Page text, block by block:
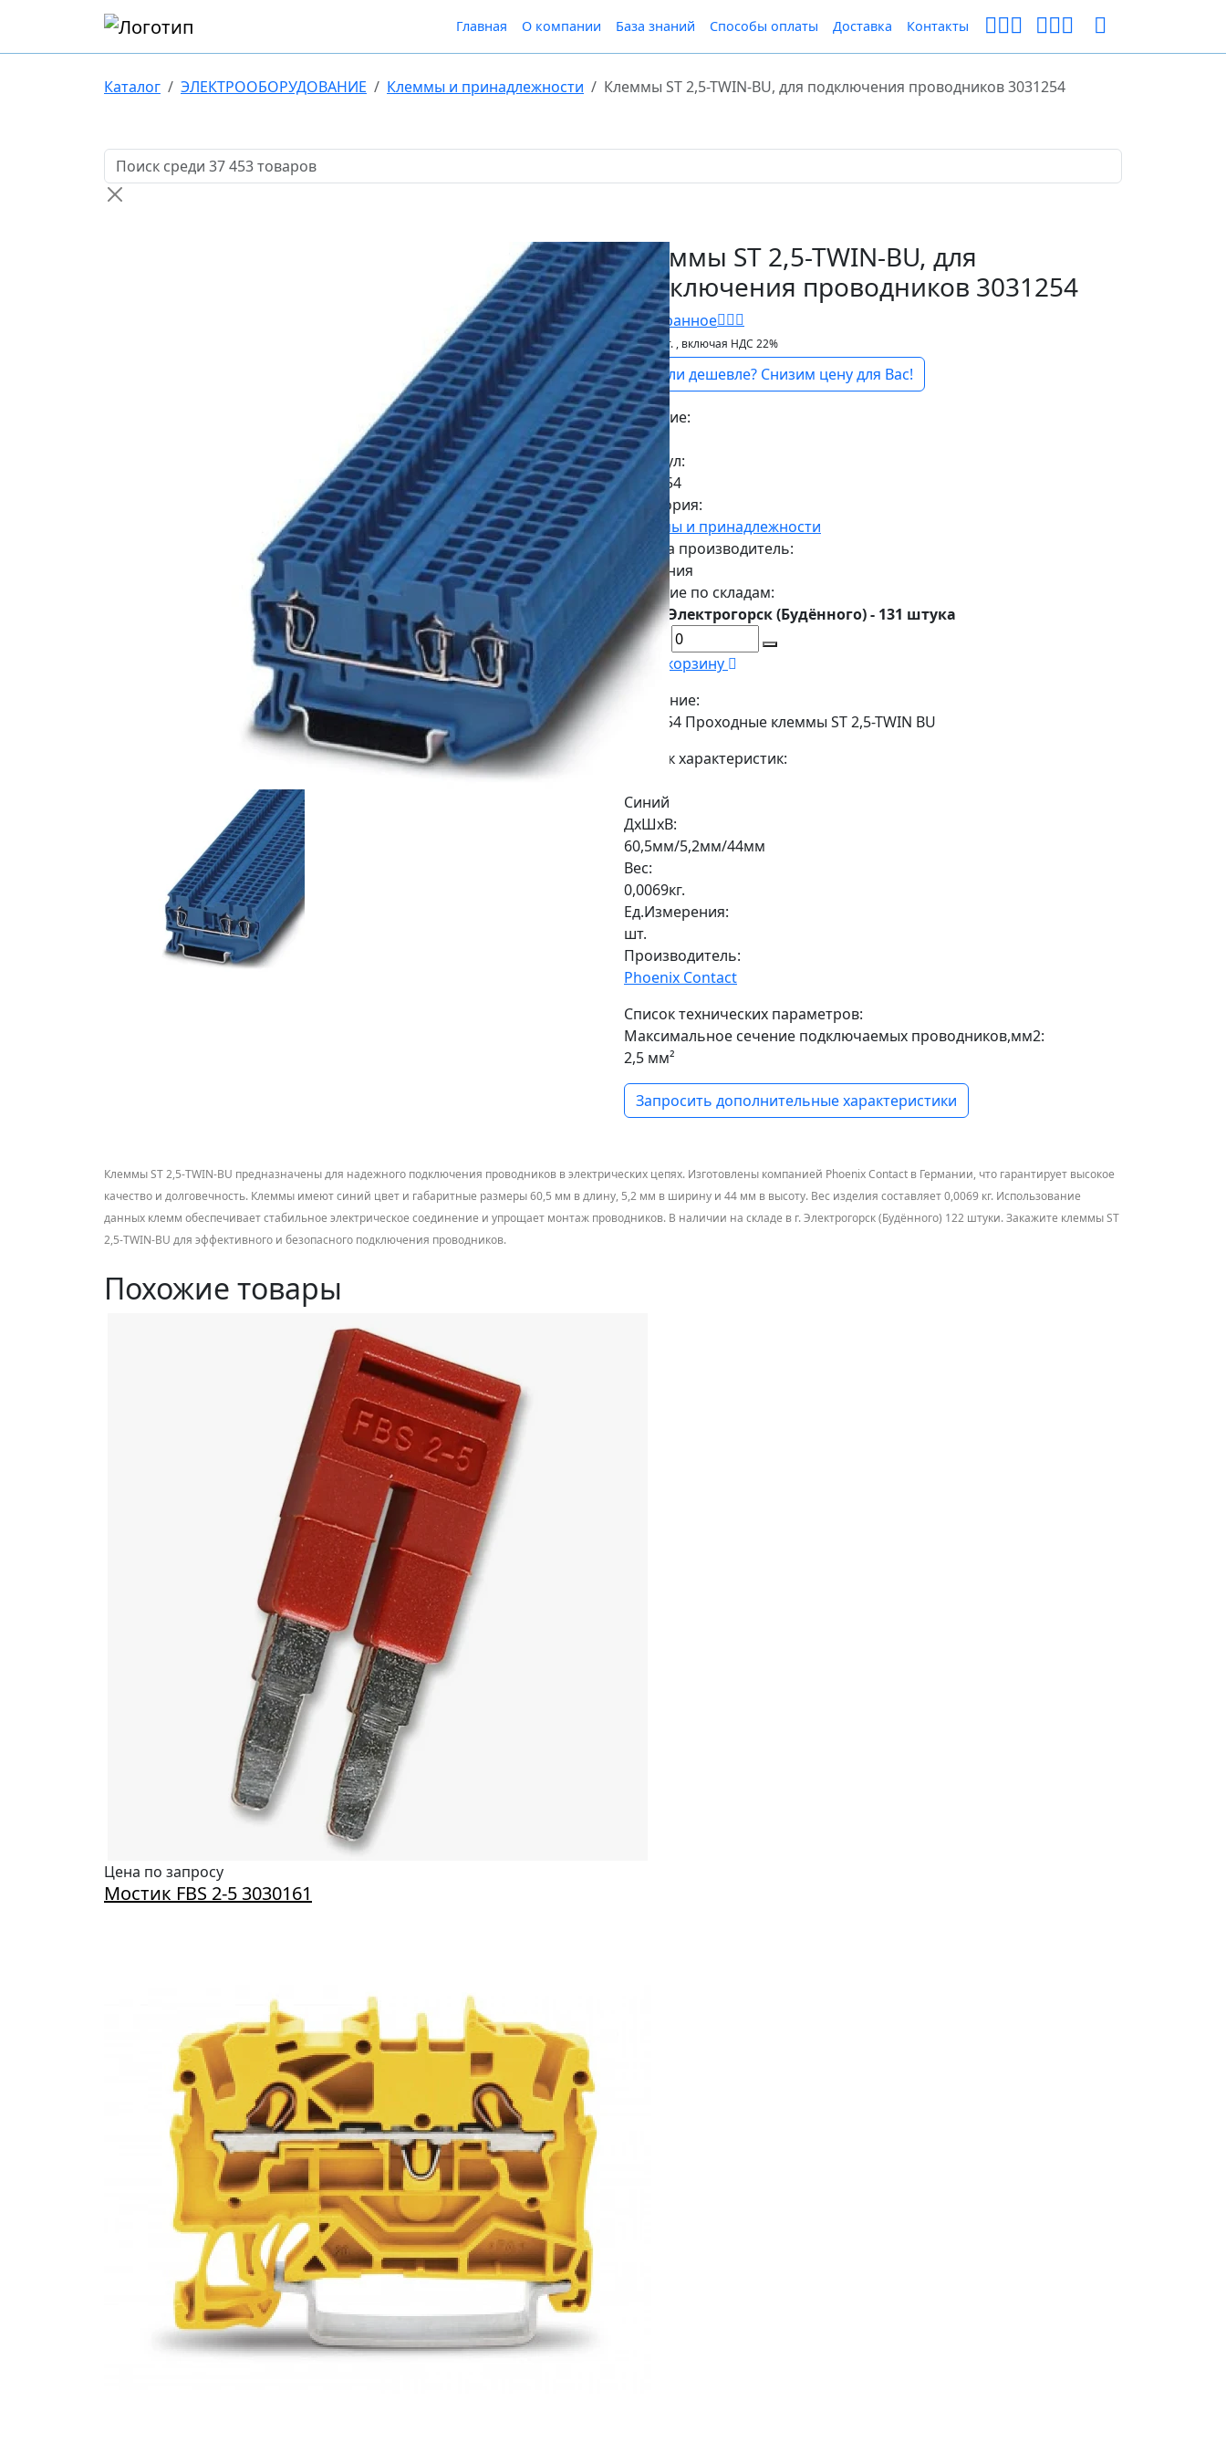
Главная О компании База знаний Способы оплаты Доставка Контакты
Каталог ЭЛЕКТРООБОРУДОВАНИЕ Клеммы и принадлежности Клеммы ST 2,5-TWIN-BU, для подключения проводников 3031254
Поиск товаров по названию или артикулу
Клеммы ST 2,5-TWIN-BU, для
подключения проводников 3031254
В Избранное
65 ₽шт. , включая НДС 22%
Нашли дешевле? Снизим цену для Вас!
Наличие:
Есть
Артикул:
3031254
Категория:
Клеммы и принадлежности
Страна производитель:
Германия
Наличие по складам:
г. Электрогорск (Будённого) - 131 штука
В корзину
Описание:
3031254 Проходные клеммы ST 2,5-TWIN BU
Список характеристик:
Синий
ДxШxВ:
60,5мм/5,2мм/44мм
Вес:
0,0069кг.
Ед.Измерения:
шт.
Производитель:
Phoenix Contact
Список технических параметров:
Максимальное сечение подключаемых проводников,мм2:
2,5 мм²
Запросить дополнительные характеристики
Клеммы ST 2,5-TWIN-BU предназначены для надежного подключения проводников в электрических цепях. Изготовлены компанией Phoenix Contact в Германии, что гарантирует высокое
качество и долговечность. Клеммы имеют синий цвет и габаритные размеры 60,5 мм в длину, 5,2 мм в ширину и 44 мм в высоту. Вес изделия составляет 0,0069 кг. Использование
данных клемм обеспечивает стабильное электрическое соединение и упрощает монтаж проводников. В наличии на складе в г. Электрогорск (Будённого) 122 штуки. Закажите клеммы ST
2,5-TWIN-BU для эффективного и безопасного подключения проводников.
Похожие товары
Цена по запросу
Мостик FBS 2-5 3030161